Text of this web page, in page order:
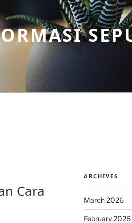
Cara
ARCHIVES
March 2026
February 2026